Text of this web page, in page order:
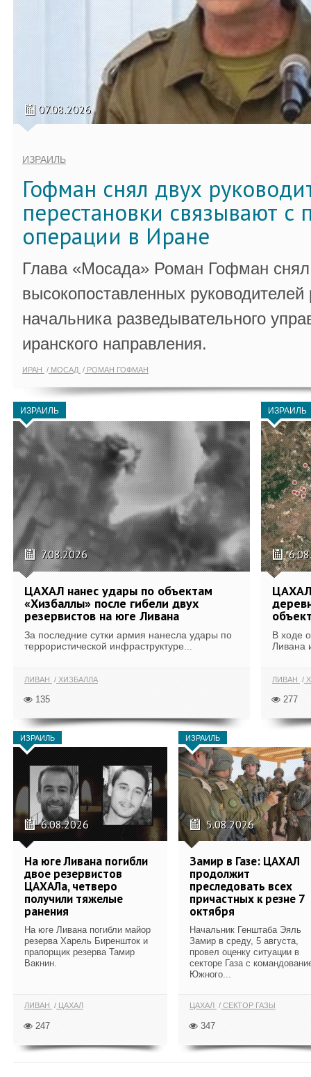
07.08.2026
ИЗРАИЛЬ
Гофман снял двух
перестановки связывают с
операции в Иране
Глава «Мосада» Роман Гофман снял
высокопоставленных
начальника разведывательного
иранского направления.
ИРАН МОСАД РОМАН ГОФМАН
ИЗРАИЛЬ
7.08.2026
ЦАХАЛ нанес удары по объектам
«Хизбаллы» после гибели двух
резервистов на юге Ливана
За последние сутки армия нанесла удары по
террористической инфраструктуре...
ЛИВАН ХИЗБАЛЛА
135
ИЗРАИЛЬ
В ходе
Ливана
ЛИВАН
277
ИЗРАИЛЬ
6.08.2026
На юге Ливана погибли
двое резервистов
ЦАХАЛа, четверо
получили тяжелые
ранения
На юге Ливана погибли майор
резерва Харель Биреншток и
прапорщик резерва Тамир
Вакнин.
ЛИВАН ЦАХАЛ
247
ИЗРАИЛЬ
5.08.2026
Замир в Газе: ЦАХАЛ
продолжит
преследовать всех
причастных к резне 7
октября
Начальник Генштаба Эяль
Замир в среду, 5 августа,
провел оценку ситуации в
секторе Газа с
Южного...
ЦАХАЛ СЕКТОР ГАЗЫ
347